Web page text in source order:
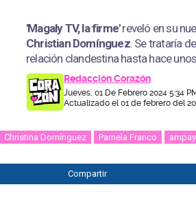
'Magaly TV, la firme'reveló en su
Christian Domínguez. Se trataría
relación clandestina hasta hace
Redacción Corazón
Jueves, 01 De Febrero 2024 5:34
Actualizado el 01 de febrero del
Christina Domínguez Pamela Franco ampay
Compartir